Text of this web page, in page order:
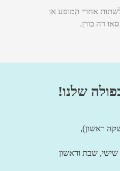
אחרי המופע או
דה בורן.
שלנו!
שישי, שבת וראשון